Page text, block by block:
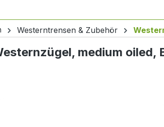
Schließe das Dropdown der Kategorie 🐕
Westerntrensen & Zubehör
medium oiled,